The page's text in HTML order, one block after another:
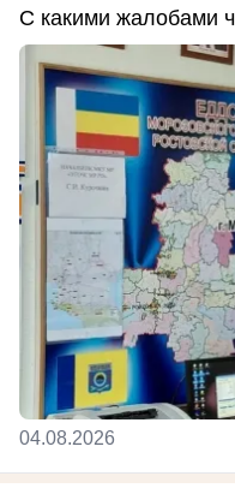
С какими жалобами
04.08.2026